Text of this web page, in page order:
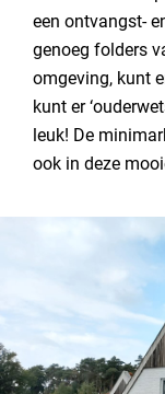
een ontvangst-
genoeg folders
omgeving, kunt
kunt er
leuk! De
ook in deze